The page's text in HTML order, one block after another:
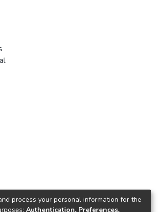
process your personal information for the
Authentication, Preferences,